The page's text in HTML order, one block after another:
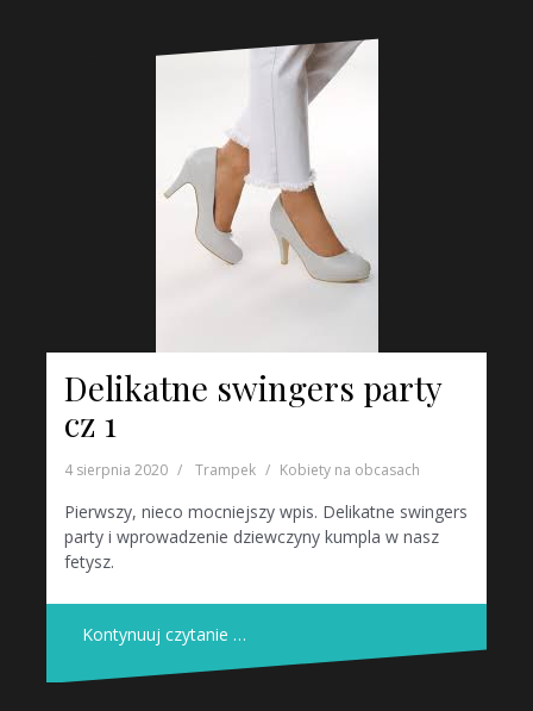
Delikatne swingers party
cz 1
4 sierpnia 2020 Trampek Kobiety na obcasach
Pierwszy, nieco mocniejszy wpis. Delikatne swingers
party i wprowadzenie dziewczyny kumpla w nasz
fetysz.
Kontynuuj czytanie …